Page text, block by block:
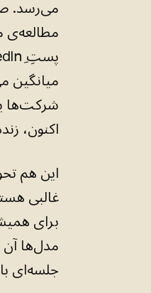
می‌رسد.
مطالعه‌ی
میانگین
شرکت‌ها
اکنون،
این هم
غالبی
برای
مدل‌ها آن
جلسه‌ای